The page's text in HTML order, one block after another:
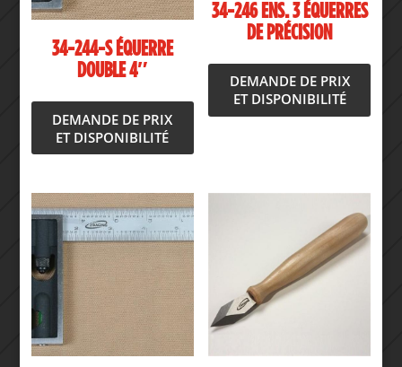
34-244-S ÉQUERRE
DOUBLE 4″
DEMANDE DE PRIX
ET DISPONIBILITÉ
34-246 ENS. 3 ÉQUERRES
DE PRÉCISION
DEMANDE DE PRIX
ET DISPONIBILITÉ